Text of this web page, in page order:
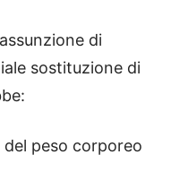
di
sostituzione di
peso corporeo